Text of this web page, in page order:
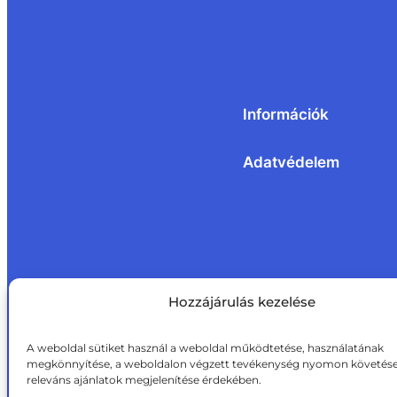
Hozzájárulás kezelése
A weboldal sütiket használ a weboldal működtetése, használatának
megkönnyítése, a weboldalon végzett tevékenység nyomon
releváns ajánlatok megjelenítése érdekében.
Információk
Adatvédelem